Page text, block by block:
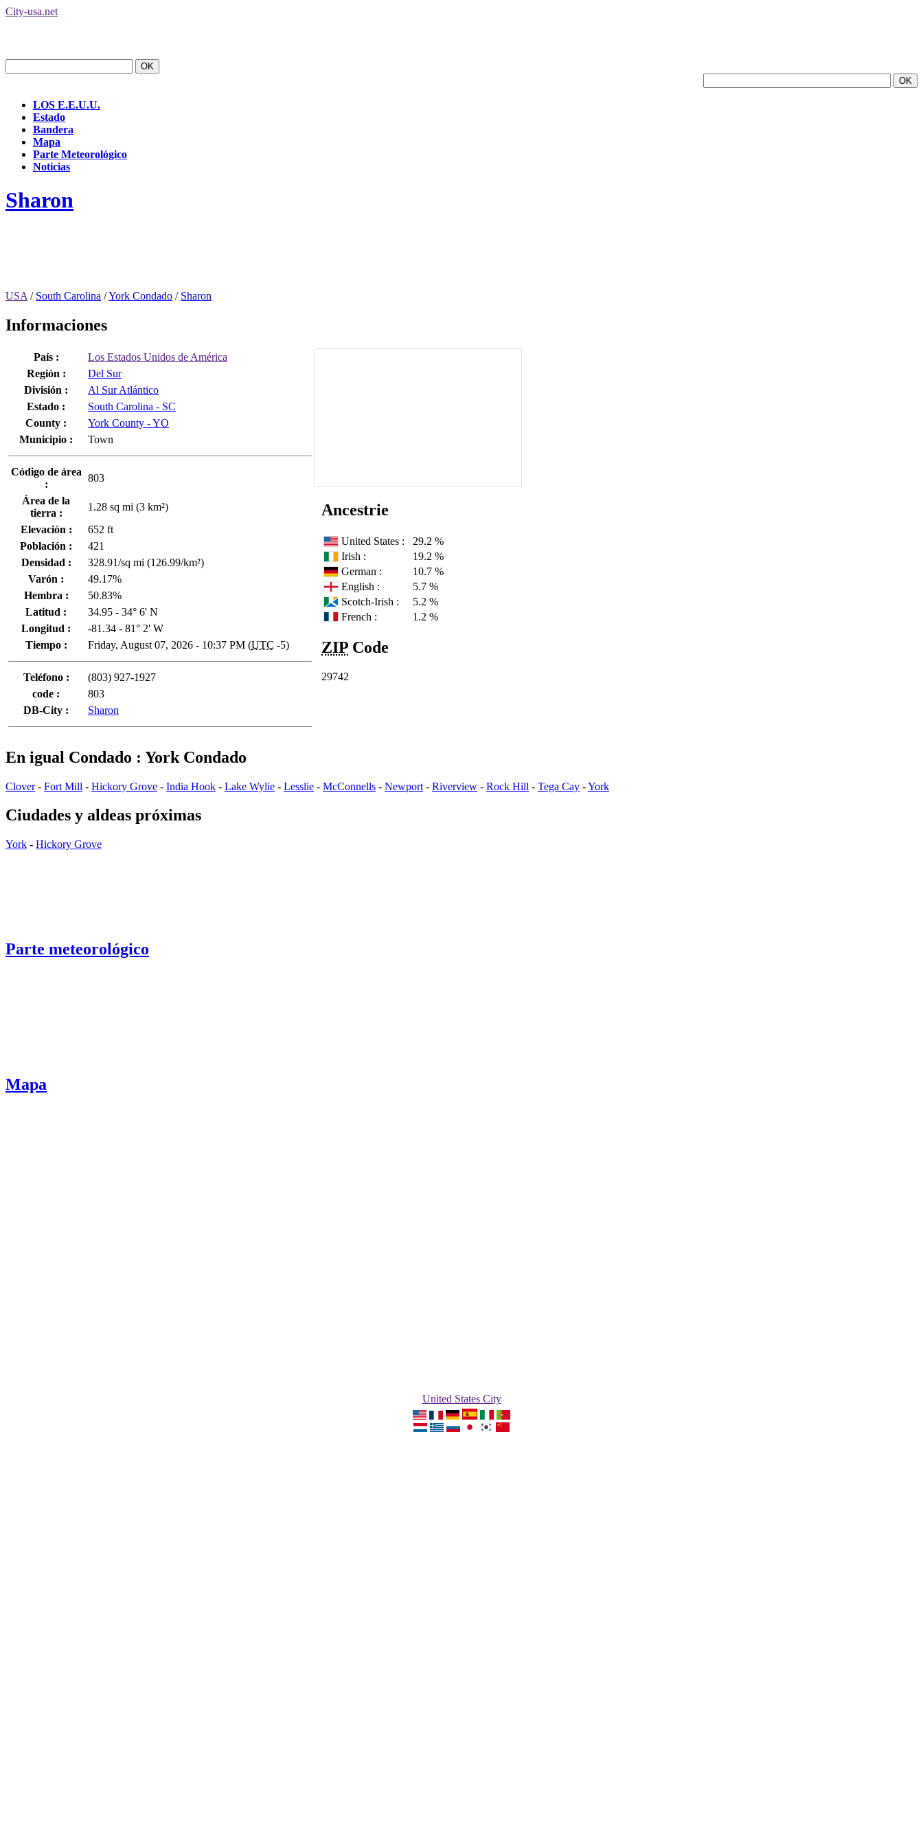
City-usa.net
LOS E.E.U.U.
Estado
Bandera
Mapa
Parte Meteorológico
Noticias
Sharon
USA / South Carolina /York Condado / Sharon
Informaciones
País :
Los Estados Unidos de América
Región :
Del Sur
División :
Al Sur Atlántico
Estado :
South Carolina - SC
County :
York County - YO
Municipio :
Town
Código de área
:
803
Área de la
tierra :
1.28 sq mi (3 km²)
Elevación :
652 ft
Población :
421
Densidad :
328.91/sq mi (126.99/km²)
Varón :
49.17%
Hembra :
50.83%
Latitud :
34.95 - 34° 6' N
Longitud :
-81.34 - 81° 2' W
Tiempo :
Friday, August 07, 2026 - 10:37 PM (UTC -5)
Teléfono :
(803) 927-1927
code :
803
DB-City :
Sharon
Ancestrie
United States :
29.2 %
Irish :
19.2 %
German :
10.7 %
English :
5.7 %
Scotch-Irish :
5.2 %
French :
1.2 %
ZIP Code
29742
En igual Condado : York Condado
Clover- Fort Mill - Hickory Grove - India Hook - Lake Wylie - Lesslie - McConnells - Newport - Riverview - Rock Hill - Tega Cay -York
Ciudades y aldeas próximas
York - Hickory Grove
Parte meteorológico
Mapa
United States City